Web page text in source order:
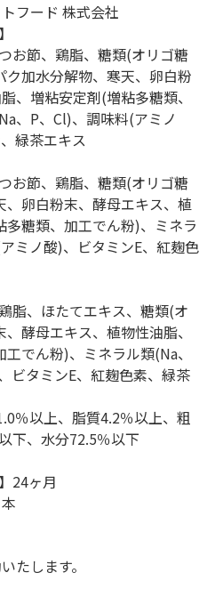
フード 株式会社
お節、鶏脂、糖類(オリゴ糖
加水分解物、寒天、卵白粉
、増粘安定剤(増粘多糖類、
、P、Cl)、調味料(アミノ
緑茶エキス
お節、鶏脂、糖類(オリゴ糖
卵白粉末、酵母エキス、植
糖類、加工でん粉)、ミネラ
ミノ酸)、ビタミンE、紅麹色
脂、ほたてエキス、糖類(オ
酵母エキス、植物性油脂、
でん粉)、ミネラル類(Na、
ビタミンE、紅麹色素、緑茶
％以上、脂質4.2％以上、粗
下、水分72.5％以下
24ヶ月
たします。